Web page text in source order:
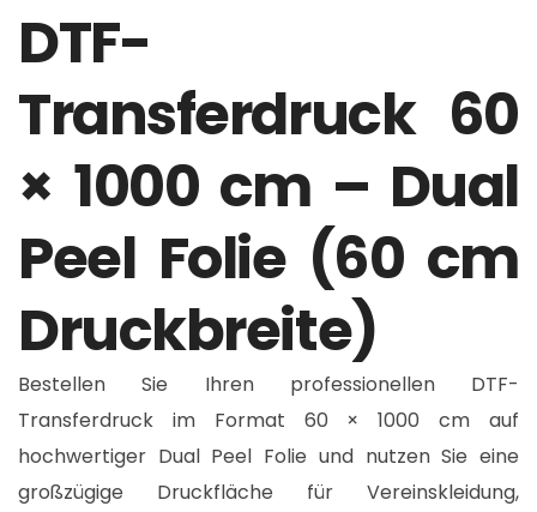
DTF-
Transferdruck 60
× 1000 cm – Dual
Peel Folie (60 cm
Druckbreite)
Bestellen Sie Ihren professionellen DTF-
Transferdruck im Format 60 × 1000 cm auf
hochwertiger Dual Peel Folie und nutzen Sie eine
großzügige Druckfläche für Vereinskleidung,